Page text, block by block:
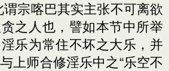
谓宗喀巴其实主张不可离欲
之人也，譬如本节中所举
乐为常住不坏之大乐，并
上师合修淫乐中之“乐空不